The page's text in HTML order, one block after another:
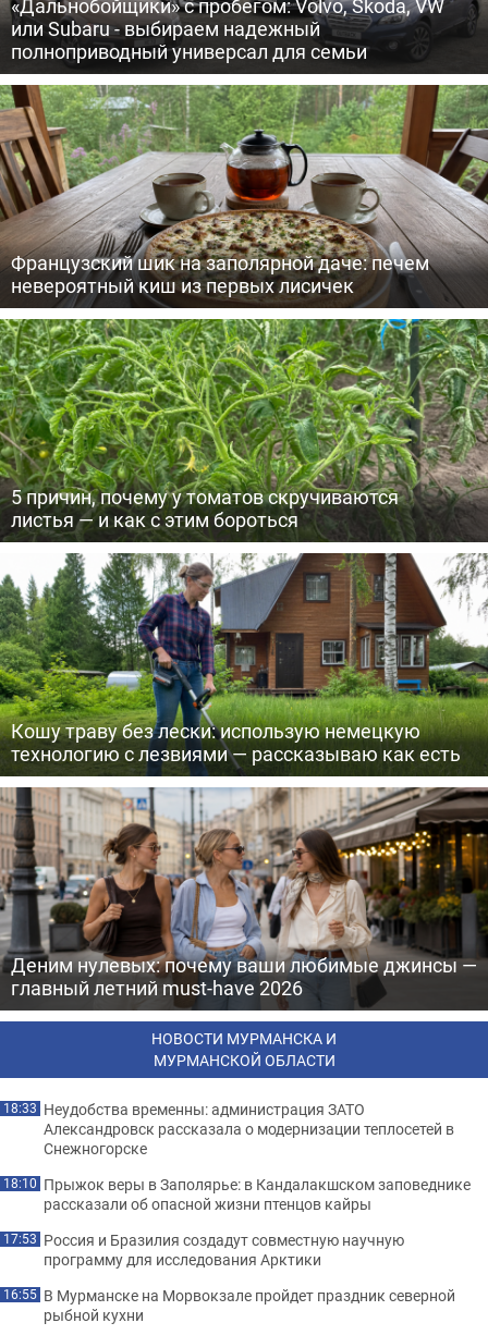
«Дальнобойщики» с пробегом: Volvo, Skoda, VW
или Subaru - выбираем надежный
полноприводный универсал для семьи
Французский шик на заполярной даче: печем
невероятный киш из первых лисичек
5 причин, почему у томатов скручиваются
листья — и как с этим бороться
Кошу траву без лески: использую немецкую
технологию с лезвиями — рассказываю как есть
Деним нулевых: почему ваши любимые джинсы —
главный летний must-have 2026
НОВОСТИ МУРМАНСКА И
МУРМАНСКОЙ ОБЛАСТИ
18:33 Неудобства временны: администрация ЗАТО
Александровск рассказала о модернизации теплосетей в
Снежногорске
18:10 Прыжок веры в Заполярье: в Кандалакшском заповеднике
рассказали об опасной жизни птенцов кайры
17:53 Россия и Бразилия создадут совместную научную
программу для исследования Арктики
16:55 В Мурманске на Морвокзале пройдет праздник северной
рыбной кухни